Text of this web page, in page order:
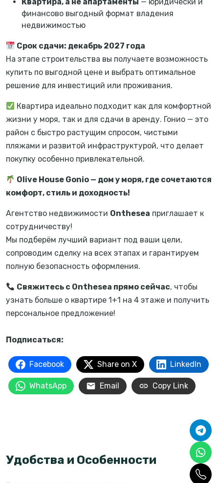
финансово выгодный формат владения
недвижимостью
Срок сдачи: декабрь 2027 года
На этапе строительства вы получаете возможность
купить по выгодной цене и выбрать оптимальное
решение для инвестиций или проживания.
Квартира идеально подходит как для комфортной
жизни у моря, так и для сдачи в аренду. Гонио — это
район с быстро растущим спросом, чистыми
пляжами и развитой инфраструктурой, что делает
покупку особенно привлекательной.
Olive House Gonio — дом у моря, где сочетаются
комфорт, стиль и доходность!
Агентство недвижимости Onthesea приглашает к
сотрудничеству!
Мы подберём лучший вариант под ваши цели,
сопроводим сделку на всех этапах и гарантируем
полную безопасность оформления.
Свяжитесь с Onthesea прямо сейчас, чтобы
узнать больше о квартире 1+1 на 4 этаже и получить
персональное предложение!
Подписаться:
Facebook Share on X LinkedIn
WhatsApp Email Copy Link
Удобства и Особенности